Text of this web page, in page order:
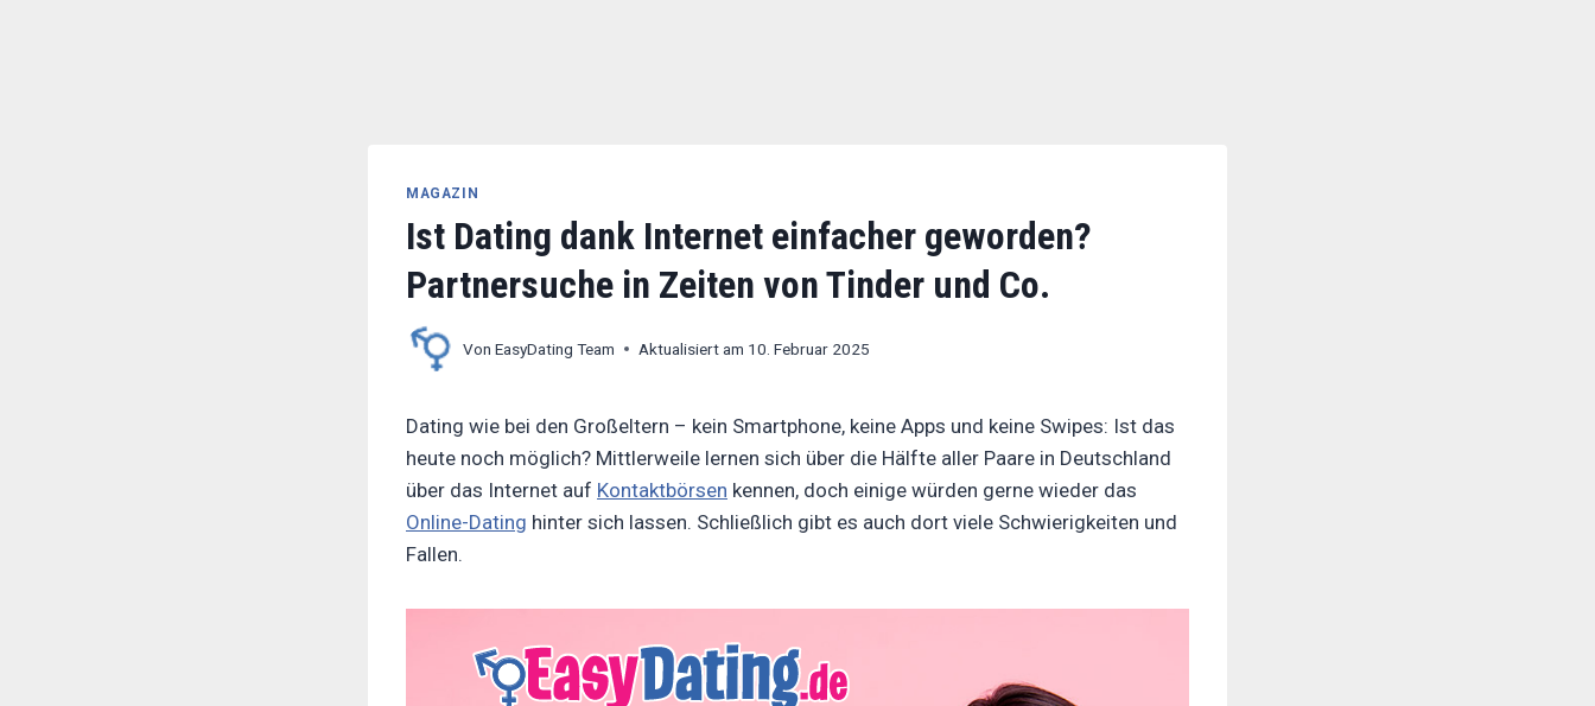
Die MDR-Dokureihe „Past Forward“ geht der Frage nach, ob Dating heutzutage einfacher ist als früher. Foto: MDR/Albrecht
MAGAZIN
Ist Dating dank Internet einfacher geworden?
Partnersuche in Zeiten von Tinder und Co.
Von EasyDating Team Aktualisiert am 10. Februar 2025
Dating wie bei den Großeltern – kein Smartphone, keine Apps und keine Swipes: Ist das
heute noch möglich? Mittlerweile lernen sich über die Hälfte aller Paare in Deutschland
über das Internet auf Kontaktbörsen kennen, doch einige würden gerne wieder das
Online-Dating hinter sich lassen. Schließlich gibt es auch dort viele Schwierigkeiten und
Fallen.